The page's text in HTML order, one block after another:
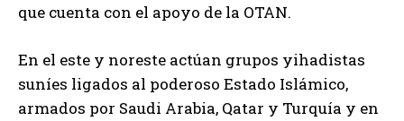
que cuenta con el apoyo de la OTAN.
En el este y noreste actúan grupos yihadistas
suníes ligados al poderoso Estado Islámico,
armados por Saudi Arabia, Qatar y Turquía y en